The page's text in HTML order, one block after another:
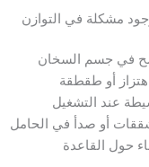
مشكلة في التوازن
في جسم السخان
أو طقطقة
عند التشغيل
أو صدأ في الحامل
حول القاعدة